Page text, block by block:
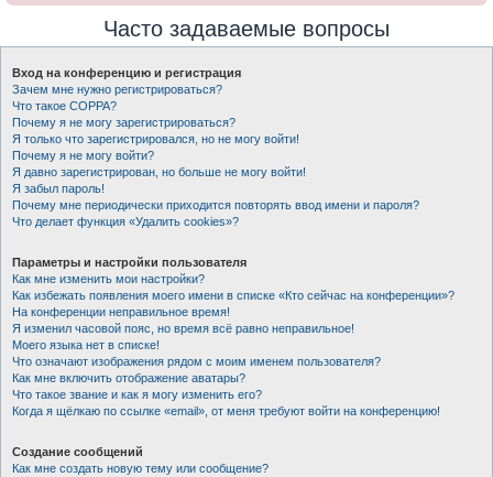
Часто задаваемые вопросы
Вход на конференцию и регистрация
Зачем мне нужно регистрироваться?
Что такое COPPA?
Почему я не могу зарегистрироваться?
Я только что зарегистрировался, но не могу войти!
Почему я не могу войти?
Я давно зарегистрирован, но больше не могу войти!
Я забыл пароль!
Почему мне периодически приходится повторять ввод имени и пароля?
Что делает функция «Удалить cookies»?
Параметры и настройки пользователя
Как мне изменить мои настройки?
Как избежать появления моего имени в списке «Кто сейчас на конференции»?
На конференции неправильное время!
Я изменил часовой пояс, но время всё равно неправильное!
Моего языка нет в списке!
Что означают изображения рядом с моим именем пользователя?
Как мне включить отображение аватары?
Что такое звание и как я могу изменить его?
Когда я щёлкаю по ссылке «email», от меня требуют войти на конференцию!
Создание сообщений
Как мне создать новую тему или сообщение?